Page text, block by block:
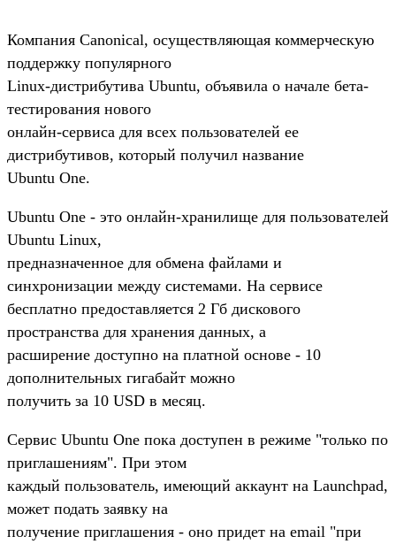
Компания Canonical, осуществляющая коммерческую
поддержку популярного
Linux-дистрибутива Ubuntu, объявила о начале бета-
тестирования нового
онлайн-сервиса для всех пользователей ее
дистрибутивов, который получил название
Ubuntu One.
Ubuntu One - это онлайн-хранилище для пользователей
Ubuntu Linux,
предназначенное для обмена файлами и
синхронизации между системами. На сервисе
бесплатно предоставляется 2 Гб дискового
пространства для хранения данных, а
расширение доступно на платной основе - 10
дополнительных гигабайт можно
получить за 10 USD в месяц.
Сервис Ubuntu One пока доступен в режиме "только по
приглашениям". При этом
каждый пользователь, имеющий аккаунт на Launchpad,
может подать заявку на
получение приглашения - оно придет на email "при